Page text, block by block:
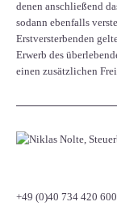
denen anschließend
sodann ebenfalls
Erstversterbenden
Erwerb des
einen zusätzlichen
+49 (0)40 734 420 600